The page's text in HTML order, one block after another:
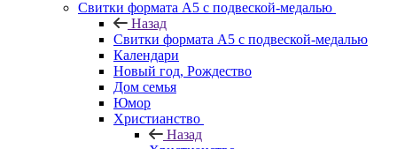
Свитки формата А5 с подвеской-медалью
Назад
Свитки формата А5 с подвеской-медалью
Календари
Новый год, Рождество
Дом семья
Юмор
Христианство
Назад